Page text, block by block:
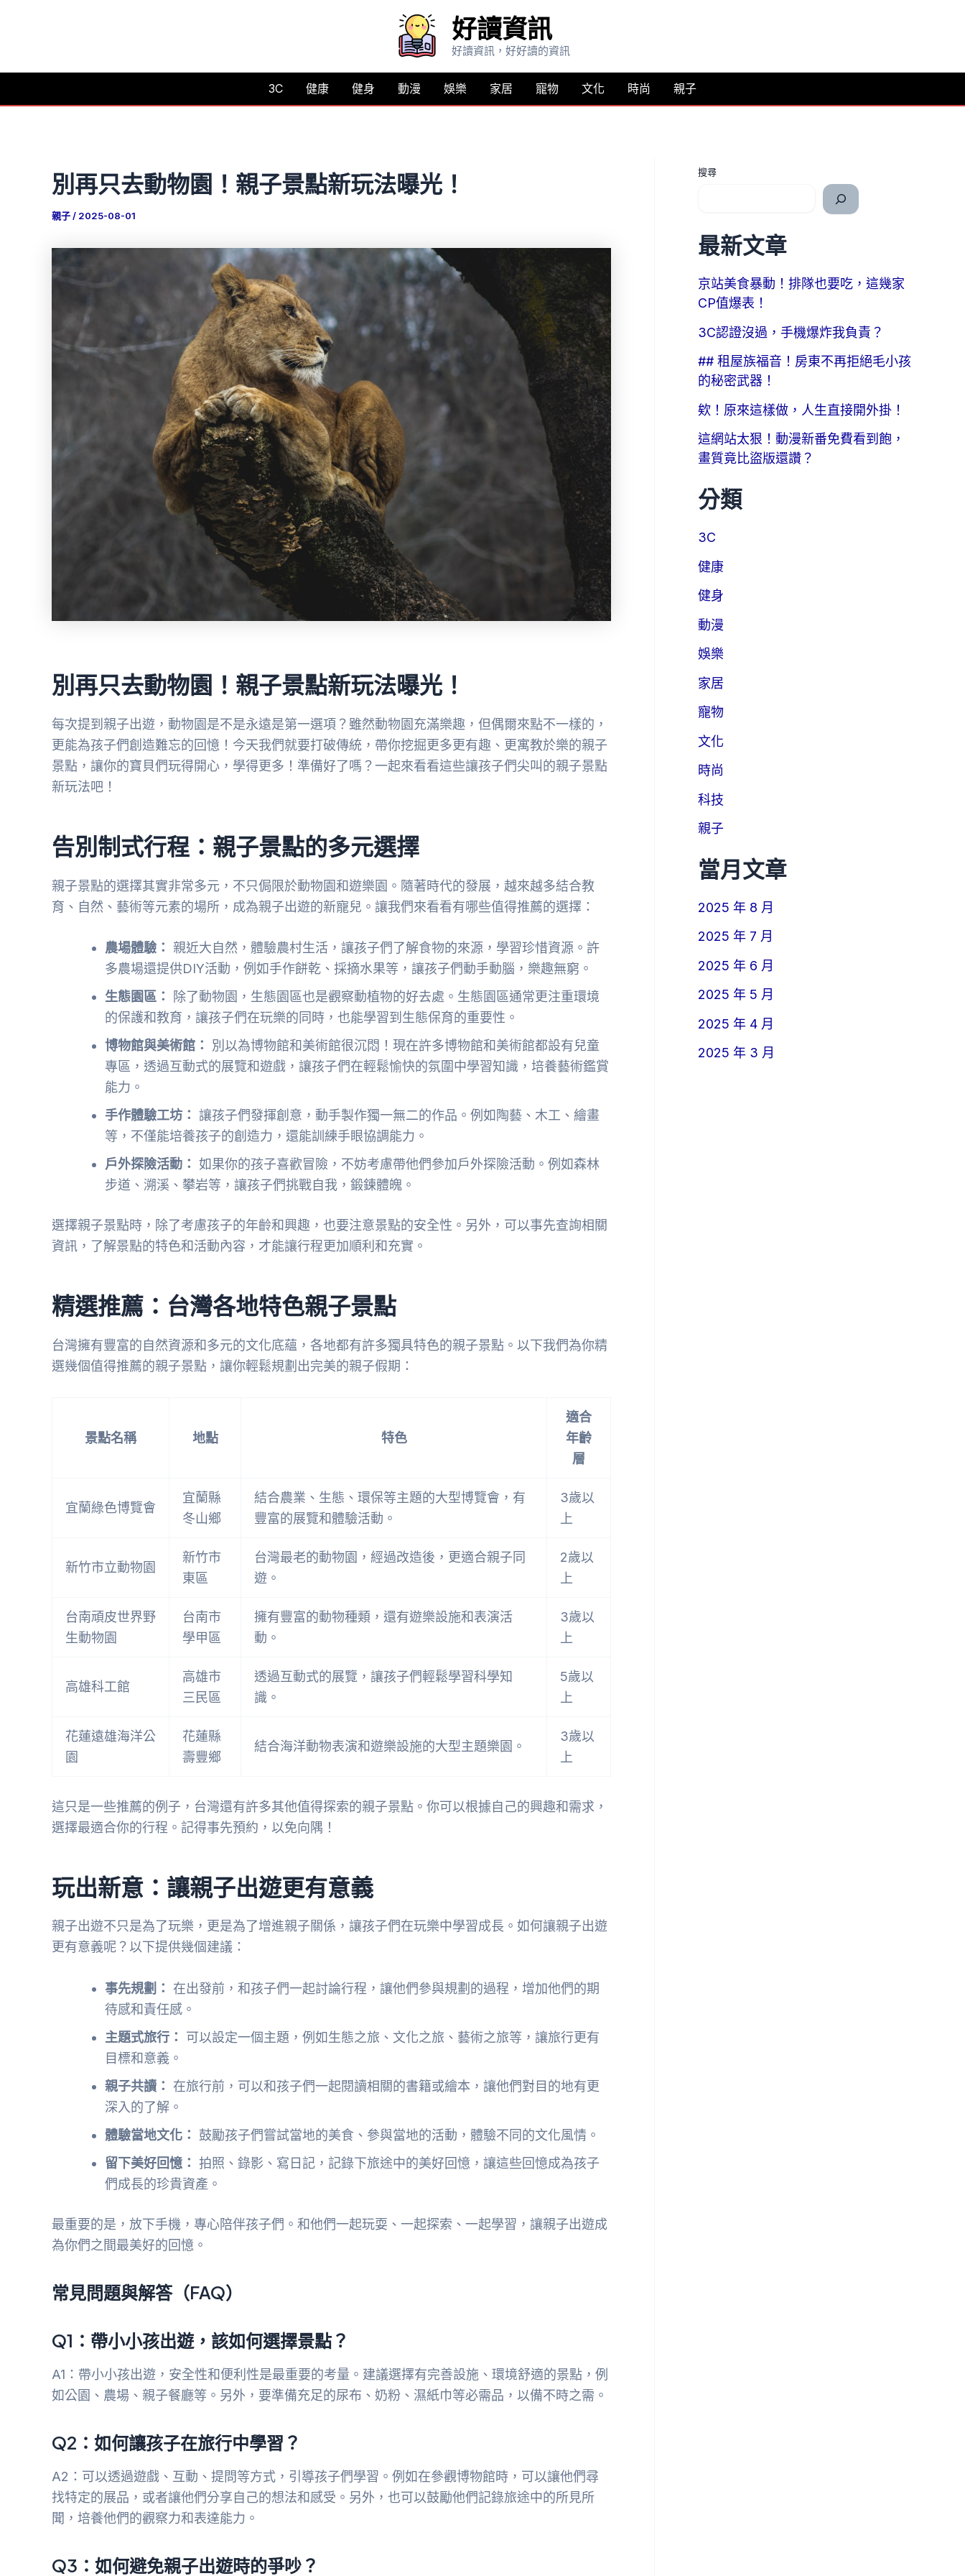
要
好讀資訊
好讀資訊，好好讀的資訊
3C 健康 健身 動漫 娛樂 家居 寵物 文化 時尚 親子
別再只去動物園！親子景點新玩法曝光！
親子/ 2025-08-01
別再只去動物園！親子景點新玩法曝光！
每次提到親子出遊，動物園是不是永遠是第一選項？雖然動物園充滿樂趣，但偶爾來點不一樣的，
更能為孩子們創造難忘的回憶！今天我們就要打破傳統，帶你挖掘更多更有趣、更寓教於樂的親子
景點，讓你的寶貝們玩得開心，學得更多！準備好了嗎？一起來看看這些讓孩子們尖叫的親子景點
新玩法吧！
告別制式行程：親子景點的多元選擇
親子景點的選擇其實非常多元，不只侷限於動物園和遊樂園。隨著時代的發展，越來越多結合教
育、自然、藝術等元素的場所，成為親子出遊的新寵兒。讓我們來看看有哪些值得推薦的選擇：
農場體驗： 親近大自然，體驗農村生活，讓孩子們了解食物的來源，學習珍惜資源。許
多農場還提供DIY活動，例如手作餅乾、採摘水果等，讓孩子們動手動腦，樂趣無窮。
生態園區：
除了動物園，生態園區也是觀察動植物的好去處。生態園區通常更注重環境
的保護和教育，讓孩子們在玩樂的同時，也能學習到生態保育的重要性。
博物館與美術館：
別以為博物館和美術館很沉悶！現在許多博物館和美術館都設有兒童
專區，透過互動式的展覽和遊戲，讓孩子們在輕鬆愉快的氛圍中學習知識，培養藝術鑑賞
能力。
手作體驗工坊： 讓孩子們發揮創意，動手製作獨一無二的作品。例如陶藝、木工、繪畫
等，不僅能培養孩子的創造力，還能訓練手眼協調能力。
戶外探險活動： 如果你的孩子喜歡冒險，不妨考慮帶他們參加戶外探險活動。例如森林
步道、溯溪、攀岩等，讓孩子們挑戰自我，鍛鍊體魄。
選擇親子景點時，除了考慮孩子的年齡和興趣，也要注意景點的安全性。另外，可以事先查詢相關
資訊，了解景點的特色和活動內容，才能讓行程更加順利和充實。
精選推薦：台灣各地特色親子景點
台灣擁有豐富的自然資源和多元的文化底蘊，各地都有許多獨具特色的親子景點。以下我們為你精
選幾個值得推薦的親子景點，讓你輕鬆規劃出完美的親子假期：
景點名稱 地點 特色
適合
年齡
層
宜蘭綠色博覽會
宜蘭縣
冬山鄉
結合農業、生態、環保等主題的大型博覽會，有
豐富的展覽和體驗活動。
3歲以
上
新竹市立動物園
新竹市
東區
台灣最老的動物園，經過改造後，更適合親子同
遊。
2歲以
上
台南頑皮世界野
生動物園
台南市
學甲區
擁有豐富的動物種類，還有遊樂設施和表演活
動。
3歲以
上
高雄科工館
高雄市
三民區
透過互動式的展覽，讓孩子們輕鬆學習科學知
識。
5歲以
上
花蓮遠雄海洋公
園
花蓮縣
壽豐鄉
結合海洋動物表演和遊樂設施的大型主題樂園。
3歲以
上
這只是一些推薦的例子，台灣還有許多其他值得探索的親子景點。你可以根據自己的興趣和需求，
選擇最適合你的行程。記得事先預約，以免向隅！
玩出新意：讓親子出遊更有意義
親子出遊不只是為了玩樂，更是為了增進親子關係，讓孩子們在玩樂中學習成長。如何讓親子出遊
更有意義呢？以下提供幾個建議：
事先規劃：
在出發前，和孩子們一起討論行程，讓他們參與規劃的過程，增加他們的期
待感和責任感。
主題式旅行：
可以設定一個主題，例如生態之旅、文化之旅、藝術之旅等，讓旅行更有
目標和意義。
親子共讀：
在旅行前，可以和孩子們一起閱讀相關的書籍或繪本，讓他們對目的地有更
深入的了解。
體驗當地文化：
鼓勵孩子們嘗試當地的美食、參與當地的活動，體驗不同的文化風情。
留下美好回憶： 拍照、錄影、寫日記，記錄下旅途中的美好回憶，讓這些回憶成為孩子
們成長的珍貴資產。
最重要的是，放下手機，專心陪伴孩子們。和他們一起玩耍、一起探索、一起學習，讓親子出遊成
為你們之間最美好的回憶。
常見問題與解答（FAQ）
Q1：帶小小孩出遊，該如何選擇景點？
A1：帶小小孩出遊，安全性和便利性是最重要的考量。建議選擇有完善設施、環境舒適的景點，例
如公園、農場、親子餐廳等。另外，要準備充足的尿布、奶粉、濕紙巾等必需品，以備不時之需。
Q2：如何讓孩子在旅行中學習？
A2：可以透過遊戲、互動、提問等方式，引導孩子們學習。例如在參觀博物館時，可以讓他們尋
找特定的展品，或者讓他們分享自己的想法和感受。另外，也可以鼓勵他們記錄旅途中的所見所
聞，培養他們的觀察力和表達能力。
Q3：如何避免親子出遊時的爭吵？
搜尋
最新文章
京站美食暴動！排隊也要吃，這幾家
CP值爆表！
3C認證沒過，手機爆炸我負責？
## 租屋族福音！房東不再拒絕毛小孩
的秘密武器！
欸！原來這樣做，人生直接開外掛！
這網站太狠！動漫新番免費看到飽，
畫質竟比盜版還讚？
分類
3C
健康
健身
動漫
娛樂
家居
寵物
文化
時尚
科技
親子
當月文章
2025 年 8 月
2025 年 7 月
2025 年 6 月
2025 年 5 月
2025 年 4 月
2025 年 3 月